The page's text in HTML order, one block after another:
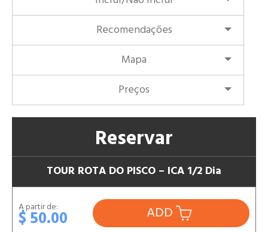
Recomendações
Mapa
Preços
Reservar
TOUR ROTA DO PISCO – ICA 1/2 Dia
A partir de:
$ 50.00 ADD